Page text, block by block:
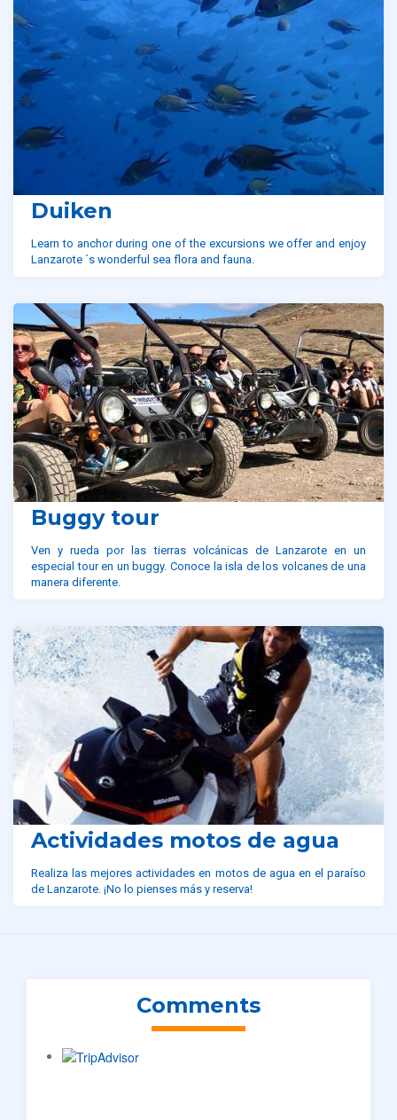
Duiken
Learn to anchor during one of the excursions we offer and enjoy
Lanzarote ´s wonderful sea flora and fauna.
Buggy tour
Ven y rueda por las tierras volcánicas de Lanzarote en un
especial tour en un buggy. Conoce la isla de los volcanes de una
manera diferente.
Actividades motos de agua
Realiza las mejores actividades en motos de agua en el paraíso
de Lanzarote. ¡No lo pienses más y reserva!
Comments